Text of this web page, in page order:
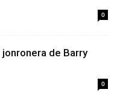
0
de Barry
0